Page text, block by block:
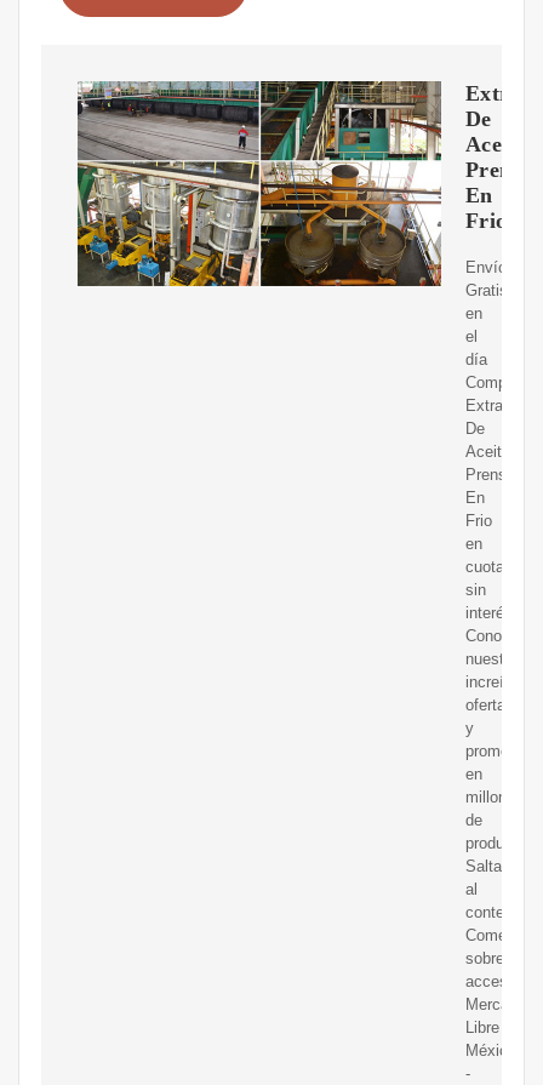
De
Aceite
En
Frio
Envíos
Gratis
en
el
día
Compre
Extractor
De
Aceite
Prensado
En
Frio
en
cuotas
sin
interés!
Conozca
nuestras
increíbles
ofertas
y
en
millones
de
productos.
Saltar
al
contenido
Comentar
sobre
Mercado
Libre
México
-